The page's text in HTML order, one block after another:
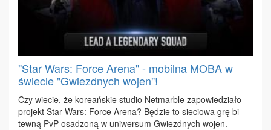
"Star Wars: Force Arena" - mobilna MOBA w
świecie "Gwiezdnych wojen"!
Czy wie­cie, że ko­re­ań­skie stu­dio Net­mar­ble za­po­wie­dzia­ło
pro­jekt Star Wars: For­ce Are­na? Bę­dzie to sie­cio­wa grę bi­
tew­ną PvP osa­dzo­ną w uni­wer­sum Gwiezd­nych wo­jen.